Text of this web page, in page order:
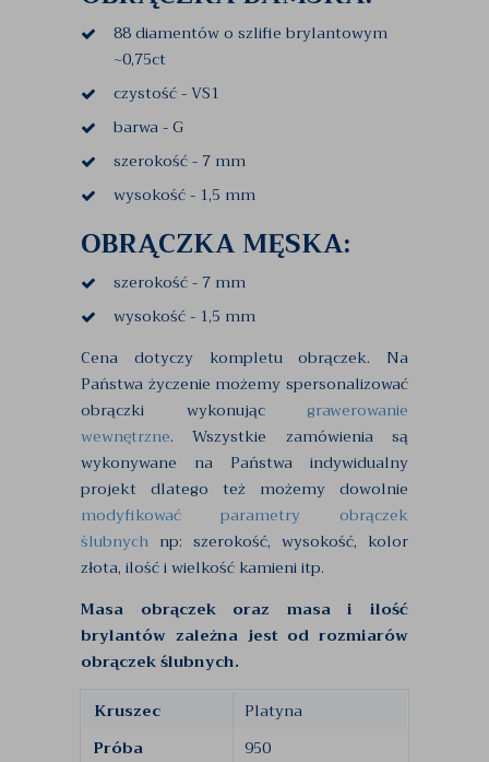
88 diamentów o szlifie brylantowym
~0,75ct
czystość - VS1
barwa - G
szerokość - 7 mm
wysokość - 1,5 mm
OBRĄCZKA MĘSKA:
szerokość - 7 mm
wysokość - 1,5 mm
Cena dotyczy kompletu obrączek. Na
Państwa życzenie możemy spersonalizować
obrączki wykonując grawerowanie
wewnętrzne. Wszystkie zamówienia są
wykonywane na Państwa indywidualny
projekt dlatego też możemy dowolnie
modyfikować parametry obrączek
ślubnych np: szerokość, wysokość, kolor
złota, ilość i wielkość kamieni itp.
Masa obrączek oraz masa i ilość
brylantów zależna jest od rozmiarów
obrączek ślubnych.
Kruszec
Platyna
Próba
950